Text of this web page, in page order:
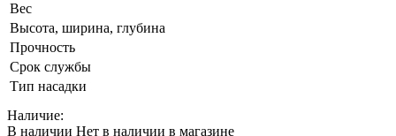
Вес
Высота, ширина, глубина
Прочность
Срок службы
Тип насадки
Наличие:
В наличии Нет в наличии в магазине